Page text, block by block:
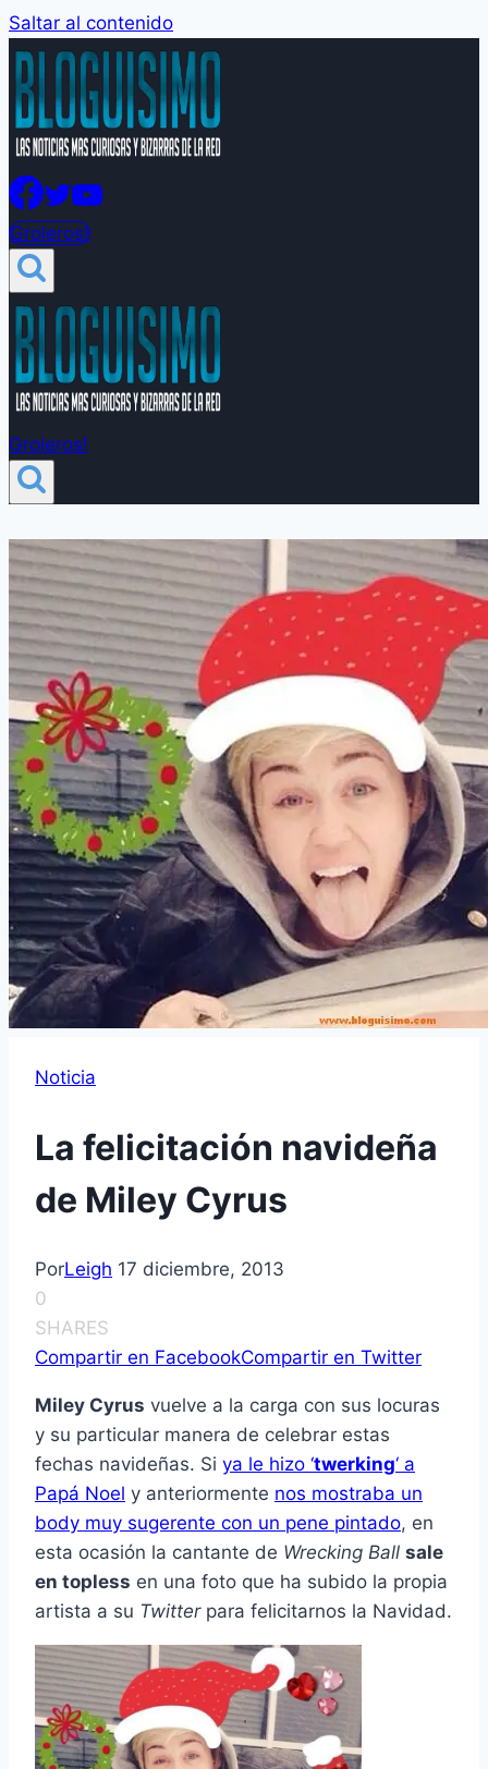
Saltar al contenido
Groleros!
Groleros!
Noticia
La felicitación navideña
de Miley Cyrus
PorLeigh 17 diciembre, 2013
0
SHARES
Compartir en FacebookCompartir en Twitter
Miley Cyrus vuelve a la carga con sus locuras
y su particular manera de celebrar estas
fechas navideñas. Si ya le hizo ‘twerking‘ a
Papá Noel y anteriormente nos mostraba un
body muy sugerente con un pene pintado, en
esta ocasión la cantante de Wrecking Ball sale
en topless en una foto que ha subido la propia
artista a su Twitterpara felicitarnos la Navidad.